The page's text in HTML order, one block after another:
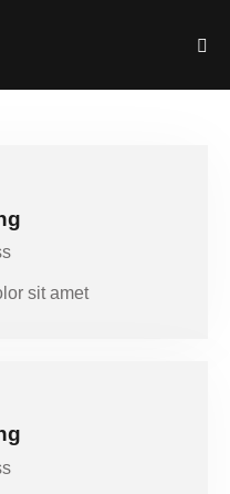
sit amet